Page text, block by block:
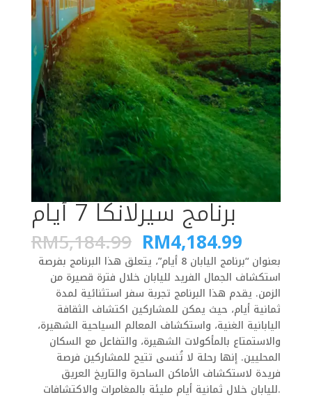
برنامج سيرلانكا 7 أيام
RM5,184.99 Original
price
was:
RM5,184.99.
RM4,184.99Current
price
is:
بعنوان “برنامج اليابان 8 أيام”، يتعلق هذا البرنامج بفرصة
استكشاف الجمال الفريد لليابان خلال فترة قصيرة من
الزمن. يقدم هذا البرنامج تجربة سفر استثنائية لمدة
ثمانية أيام، حيث يمكن للمشاركين اكتشاف الثقافة
اليابانية الغنية، واستكشاف المعالم السياحية الشهيرة،
والاستمتاع بالمأكولات الشهيرة، والتفاعل مع السكان
المحليين. إنها رحلة لا تُنسى تتيح للمشاركين فرصة
فريدة لاستكشاف الأماكن الساحرة والتاريخ العريق
لليابان خلال ثمانية أيام مليئة بالمغامرات والاكتشافات.